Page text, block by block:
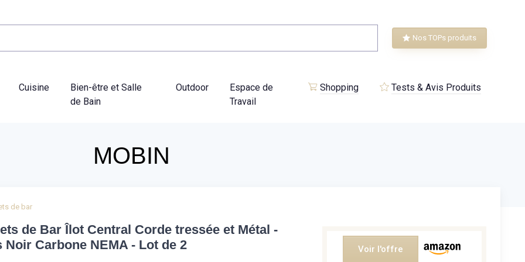
Nos TOPs produits
Cuisine
Bien-être et Salle
de Bain
Outdoor
Espace de
Travail
Shopping Tests & Avis Produits
MOBIN
de bar
Voir l'offre
de Bar Îlot Central Corde tressée et Métal -
Noir Carbone NEMA - Lot de 2